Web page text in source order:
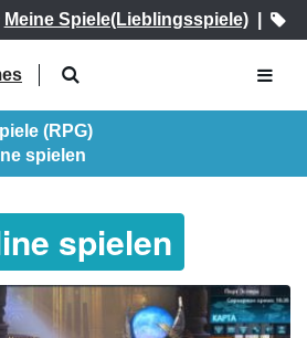
Meine Spiele(Lieblingsspiele)|
(RPG)
spielen
spielen